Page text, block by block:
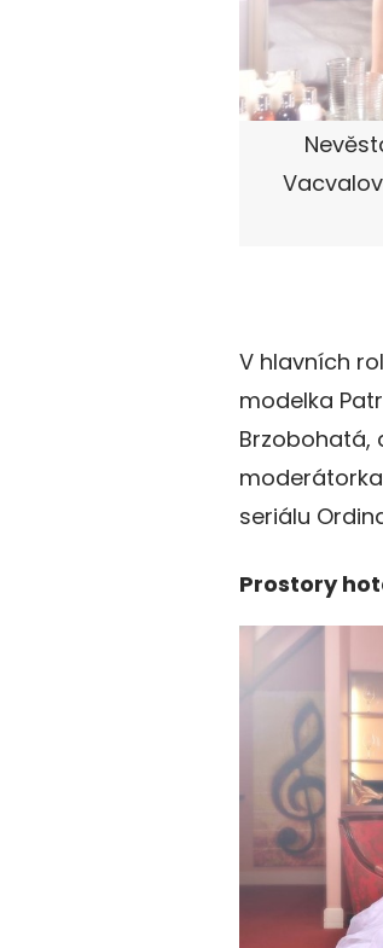
V hlavních
modelka
Brzobohatá,
seriálu
Prostory